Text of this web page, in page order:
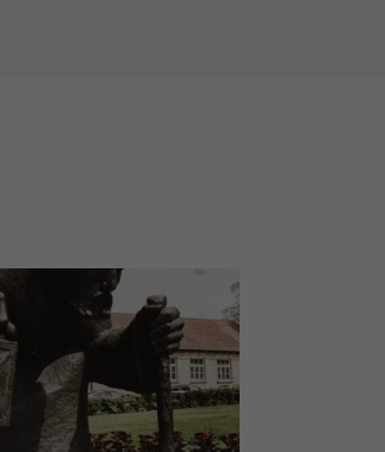
not all game
(rain, snow,
the players, so